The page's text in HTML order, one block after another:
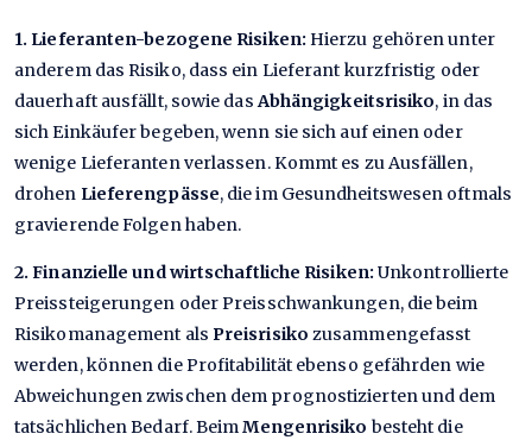
1. Lieferanten-bezogene Risiken: Hierzu gehören unter
anderem das Risiko, dass ein Lieferant kurzfristig oder
dauerhaft ausfällt, sowie dasAbhängigkeitsrisiko, in das
sich Einkäufer begeben, wenn sie sich auf einen oder
wenige Lieferanten verlassen. Kommt es zu Ausfällen,
drohen Lieferengpässe, die im Gesundheitswesen oftmals
gravierende Folgen haben.
2. Finanzielle und wirtschaftliche Risiken: Unkontrollierte
Preissteigerungen oder Preisschwankungen, die beim
Risikomanagement als Preisrisiko zusammengefasst
werden, können die Profitabilität ebenso gefährden wie
Abweichungen zwischen dem prognostizierten und dem
tatsächlichen Bedarf. BeimMengenrisiko besteht die